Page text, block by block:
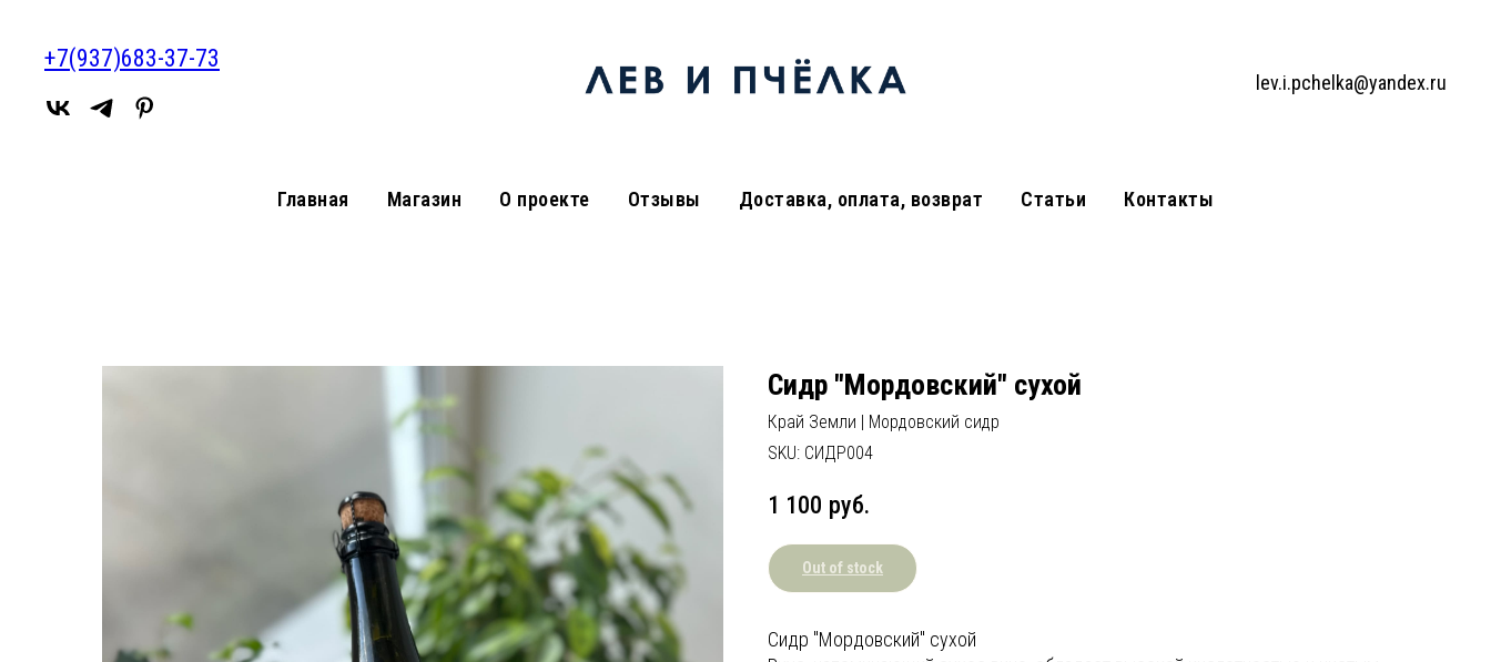
+7(937)683-37-73
lev.i.pchelka@yandex.ru
Главная Магазин О проекте Отзывы Доставка, оплата, возврат Статьи Контакты
Сидр "Мордовский" сухой
Край Земли | Мордовский сидр
SKU: СИДР004
1 100 руб.
Out of stock
Сидр "Мордовский" сухой